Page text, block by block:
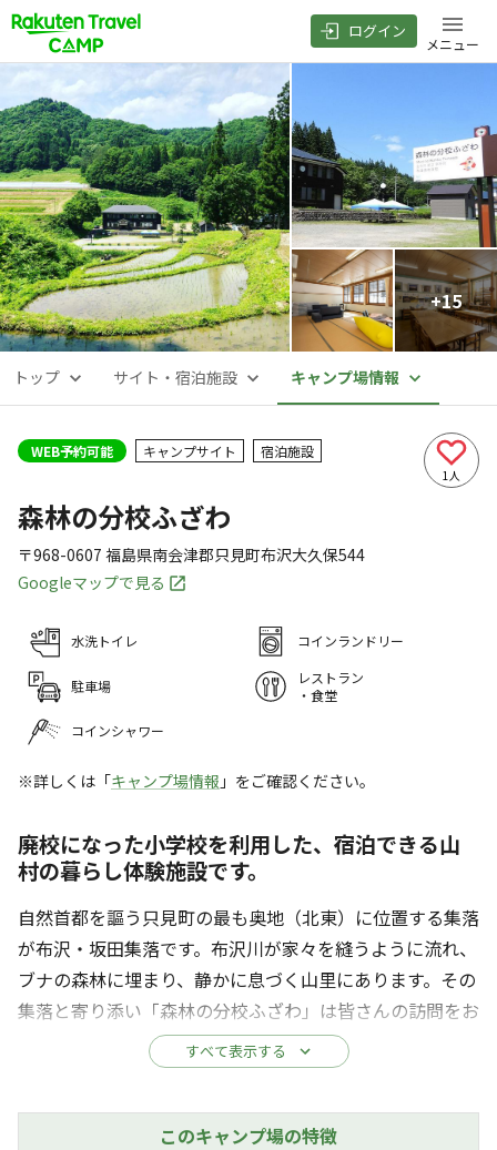
ログイン
メニュー
+15
トップ サイト・宿泊施設 キャンプ場情報
WEB予約可能 キャンプサイト 宿泊施設
1人
森林の分校ふざわ
〒968-0607 福島県南会津郡只見町布沢大久保544
Googleマップで見る
水洗トイレ コインランドリー
駐車場
レストラン
・食堂
コインシャワー
※詳しくは「キャンプ場情報 」をご確認ください。
廃校になった小学校を利用した、宿泊できる山
村の暮らし体験施設です。
自然首都を謳う只見町の最も奥地（北東）に位置する集落
が布沢・坂田集落です。布沢川が家々を縫うように流れ、
ブナの森林に埋まり、静かに息づく山里にあります。その
集落と寄り添い「森林の分校ふざわ」は皆さんの訪問をお
待ちしております。
集落のフィールドを使った山村の暮らし体験（恵みの森の
すべて表示する
このキャンプ場の特徴